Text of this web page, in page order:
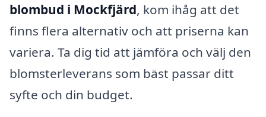
blombud i Mockfjärd, kom ihåg att det
finns flera alternativ och att priserna kan
variera. Ta dig tid att jämföra och välj den
blomsterleverans som bäst passar ditt
syfte och din budget.